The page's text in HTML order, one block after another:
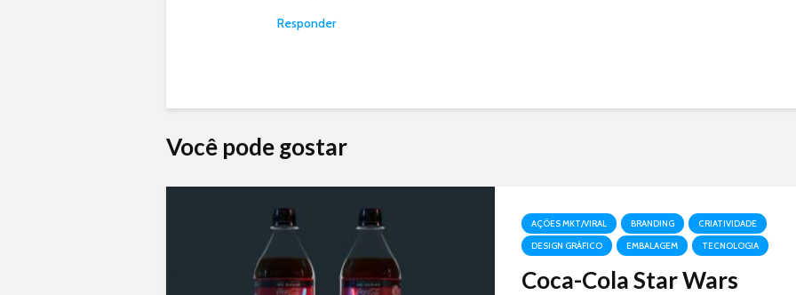
Responder
Você pode gostar
AÇÕES MKT/VIRAL BRANDING
CRIATIVIDADE
DESIGN GRÁFICO
EMBALAGEM TECNOLOGIA
Coca-Cola Star Wars